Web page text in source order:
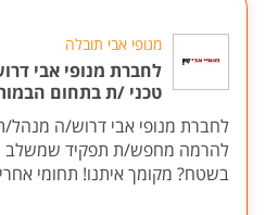
מנופי אבי תובלה
לחברת מנופי אבי
טכני /ת בתחום
לחברת מנופי אבי דרוש/ה
להרמה מחפש/ת תפקיד שמשלב
בשטח? מקומך איתנו! תחומי